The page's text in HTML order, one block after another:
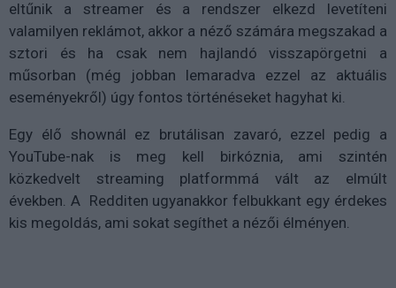
eltűnik a streamer és a rendszer elkezd levetíteni
valamilyen reklámot, akkor a néző számára megszakad a
sztori és ha csak nem hajlandó visszapörgetni a
műsorban (még jobban lemaradva ezzel az aktuális
eseményekről) úgy fontos történéseket hagyhat ki.
Egy élő shownál ez brutálisan zavaró, ezzel pedig a
YouTube-nak is meg kell birkóznia, ami szintén
közkedvelt streaming platformmá vált az elmúlt
években. A Redditen ugyanakkor felbukkant egy érdekes
kis megoldás, ami sokat segíthet a nézői élményen.